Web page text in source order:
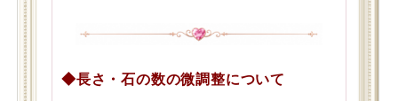
◆長さ・石の数の微調整について